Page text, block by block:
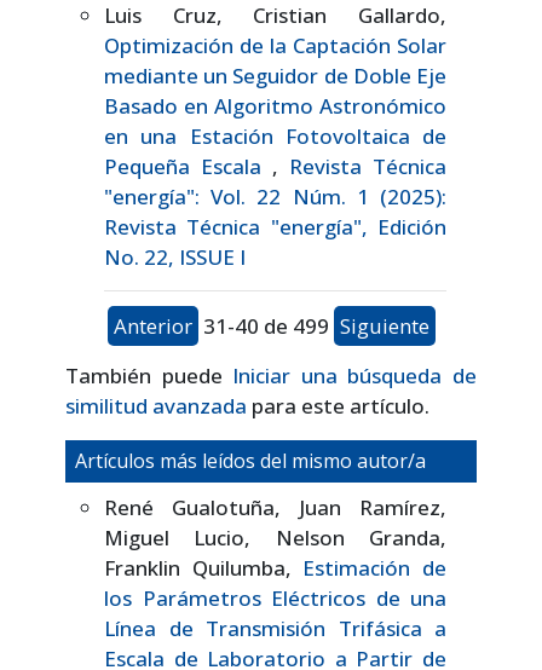
Luis Cruz, Cristian Gallardo,
Optimización de la Captación Solar
mediante un Seguidor de Doble Eje
Basado en Algoritmo Astronómico
en una Estación Fotovoltaica de
Pequeña Escala , Revista Técnica
"energía": Vol. 22 Núm. 1 (2025):
Revista Técnica "energía", Edición
No. 22, ISSUE I
Anterior 31-40 de 499 Siguiente
También puede Iniciar una búsqueda de
similitud avanzada para este artículo.
Artículos más leídos del mismo autor/a
René Gualotuña, Juan Ramírez,
Miguel Lucio, Nelson Granda,
Franklin Quilumba, Estimación de
los Parámetros Eléctricos de una
Línea de Transmisión Trifásica a
Escala de Laboratorio a Partir de